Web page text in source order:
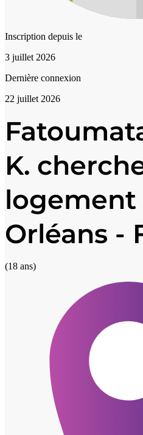
Inscription depuis le
3 juillet 2026
Dernière connexion
22 juillet 2026
K.
logement
Orléans -
(18 ans)